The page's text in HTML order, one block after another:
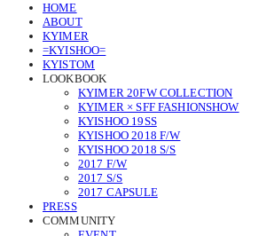
HOME
ABOUT
KYIMER
=KYISHOO=
KYISTOM
LOOKBOOK
KYIMER 20FW COLLECTION
KYIMER × SFF FASHIONSHOW
KYISHOO 19SS
KYISHOO 2018 F/W
KYISHOO 2018 S/S
2017 F/W
2017 S/S
2017 CAPSULE
PRESS
COMMUNITY